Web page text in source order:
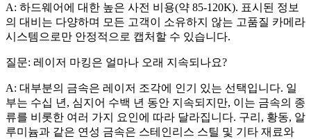
A: 하드웨어에 대한 높은 사전 비용(약 85-120K). 표시된 정보
의 대비는 다양하며 모든 고객이 소유하지 않는 고품질 카메라
시스템으로만 안정적으로 캡처할 수 있습니다.
질문: 레이저 마킹은 얼마나 오래 지속되나요?
A: 대부분의 금속은 레이저 조각에 인기 있는 선택입니다. 일
부는 수십 년, 심지어 수백 년 동안 지속되지만, 이는 금속의 종
류를 비롯한 여러 가지 요인에 따라 달라집니다. 구리, 황동, 알
루미늄과 같은 연성 금속은 스테인리스 스틸 및 기타 재료와